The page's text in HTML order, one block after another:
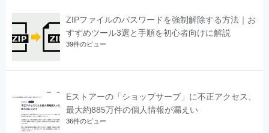
ZIPファイルのパスワードを強制解除する方法｜お
すすめツール3選と手順を初心者向けに解説
39件のビュー
Eストアーの「ショップサーブ」に不正アクセス、
最大約885万件の個人情報が漏えい
36件のビュー